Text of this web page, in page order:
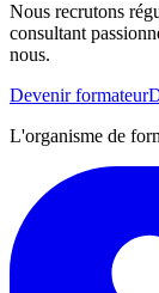
Nous recrutons
consultant
nous.
Devenir formateur
L'organisme de